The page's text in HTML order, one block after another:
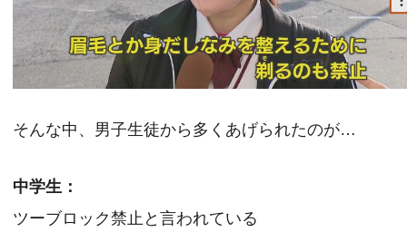
そんな中、男子生徒から多くあげられたのが…
中学生：
ツーブロック禁止と言われている